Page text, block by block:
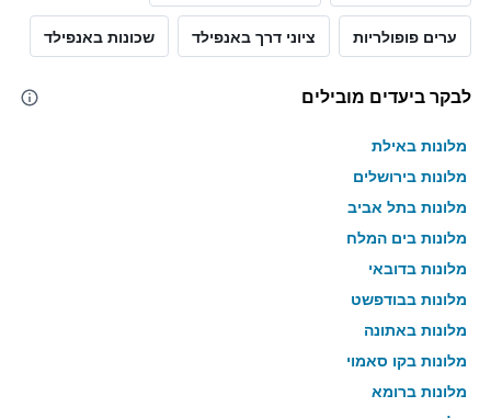
ערים פופולריות ציוני דרך באנפילד שכונות באנפילד
לבקר ביעדים מובילים
מלונות באילת
מלונות בירושלים
מלונות בתל אביב
מלונות בים המלח
מלונות בדובאי
מלונות בבודפשט
מלונות באתונה
מלונות בקו סאמוי
מלונות ברומא